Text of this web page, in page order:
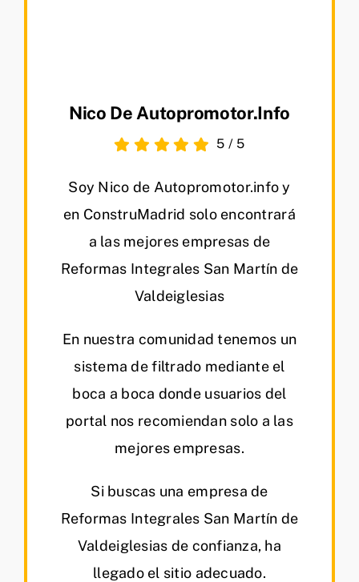
Nico De Autopromotor.info
5 / 5
Soy Nico de Autopromotor.info y
en ConstruMadrid solo encontrará
a las mejores empresas de
Reformas Integrales San Martín de
Valdeiglesias
En nuestra comunidad tenemos un
sistema de filtrado mediante el
boca a boca donde usuarios del
portal nos recomiendan solo a las
mejores empresas.
Si buscas una empresa de
Reformas Integrales San Martín de
Valdeiglesias de confianza, ha
llegado el sitio adecuado.